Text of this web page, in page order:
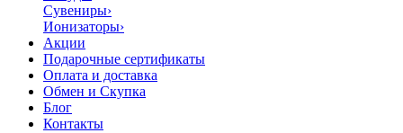
Сувениры›
Ионизаторы›
Акции
Подарочные сертификаты
Оплата и доставка
Обмен и Скупка
Блог
Контакты